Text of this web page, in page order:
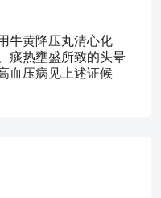
牛黄降压丸清心化
痰热壅盛所致的头晕
血压病见上述证候